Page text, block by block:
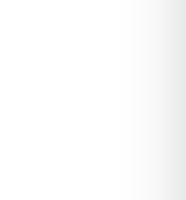
(IoT)